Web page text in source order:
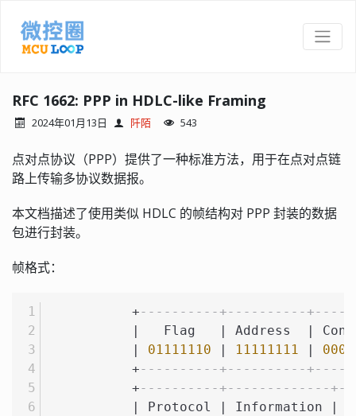
RFC 1662: PPP in HDLC-like Framing
2024年01月13日 阡陌 543
点对点协议（PPP）提供了一种标准方法，用于在点对点链
路上传输多协议数据报。
本文档描述了使用类似 HDLC 的帧结构对 PPP 封装的数据
包进行封装。
帧格式：
           +
----------+----------
|   Flag   | Address  |
           |
01111110 | 11111111 |
           +
----------+----------
           +
----------+-------------
| Protocol | Information |